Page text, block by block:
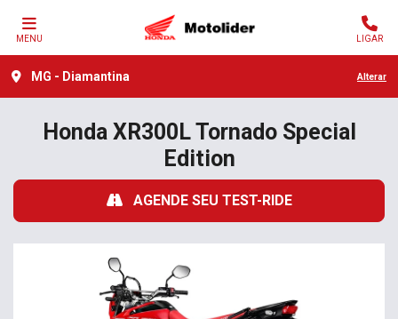
MENU LIGAR
MG - Diamantina Alterar
Honda XR300L Tornado Special
Edition
AGENDE SEU TEST-RIDE